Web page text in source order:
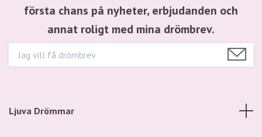
första chans på nyheter, erbjudanden och
annat roligt med mina drömbrev.
Ljuva Drömmar